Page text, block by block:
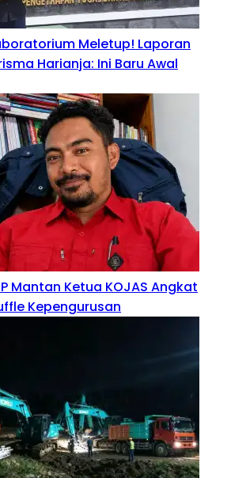
Meletup! Laporan
Harianja: Ini Baru Awal
Mantan Ketua KOJAS Angkat
Kepengurusan